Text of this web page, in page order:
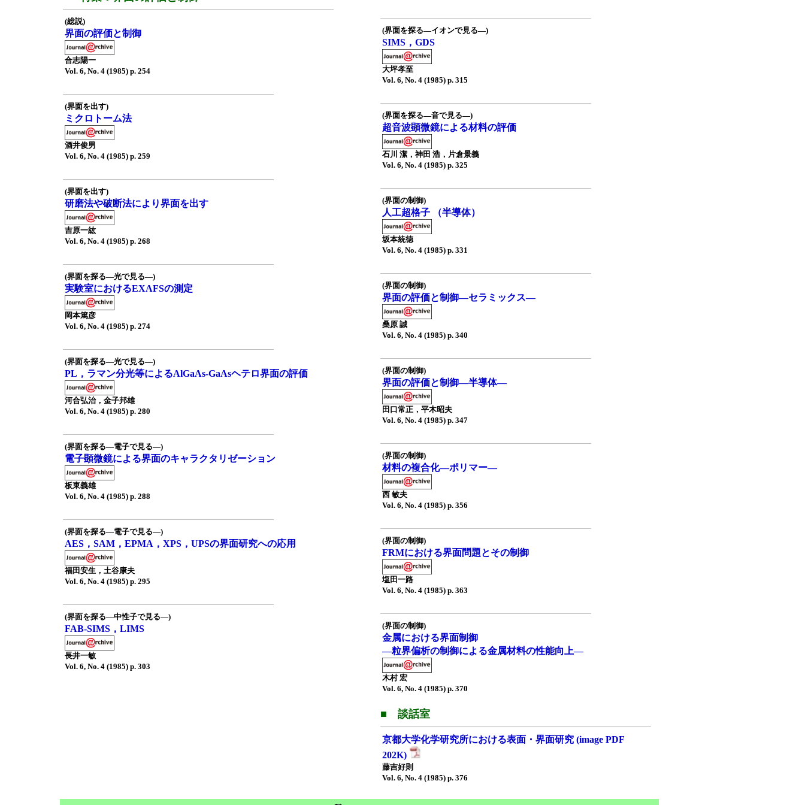
(総説)
界面の評価と制御
合志陽一
Vol. 6, No. 4 (1985) p. 254
(界面を出す)
ミクロトーム法
酒井俊男
Vol. 6, No. 4 (1985) p. 259
(界面を出す)
研磨法や破断法により界面を出す
吉原一紘
Vol. 6, No. 4 (1985) p. 268
(界面を探る—光で見る—)
実験室におけるEXAFSの測定
岡本篤彦
Vol. 6, No. 4 (1985) p. 274
(界面を探る—光で見る—)
PL，ラマン分光等によるAlGaAs-GaAsヘテロ界面の評価
河合弘治，金子邦雄
Vol. 6, No. 4 (1985) p. 280
(界面を探る—電子で見る—)
電子顕微鏡による界面のキャラクタリゼーション
板東義雄
Vol. 6, No. 4 (1985) p. 288
(界面を探る—電子で見る—)
AES，SAM，EPMA，XPS，UPSの界面研究への応用
福田安生，土谷康夫
Vol. 6, No. 4 (1985) p. 295
(界面を探る—中性子で見る—)
FAB-SIMS，LIMS
長井一敏
Vol. 6, No. 4 (1985) p. 303
(界面を探る—イオンで見る—)
SIMS，GDS
大坪孝至
Vol. 6, No. 4 (1985) p. 315
(界面を探る—音で見る—)
超音波顕微鏡による材料の評価
石川 潔，神田 浩，片倉景義
Vol. 6, No. 4 (1985) p. 325
(界面の制御)
人工超格子 （半導体）
坂本統徳
Vol. 6, No. 4 (1985) p. 331
(界面の制御)
界面の評価と制御—セラミックス—
桑原 誠
Vol. 6, No. 4 (1985) p. 340
(界面の制御)
界面の評価と制御—半導体—
田口常正，平木昭夫
Vol. 6, No. 4 (1985) p. 347
(界面の制御)
材料の複合化—ポリマー—
西 敏夫
Vol. 6, No. 4 (1985) p. 356
(界面の制御)
FRMにおける界面問題とその制御
塩田一路
Vol. 6, No. 4 (1985) p. 363
(界面の制御)
金属における界面制御
—粒界偏析の制御による金属材料の性能向上—
木村 宏
Vol. 6, No. 4 (1985) p. 370
■ 談話室
京都大学化学研究所における表面・界面研究 (image PDF
202K)
藤吉好則
Vol. 6, No. 4 (1985) p. 376